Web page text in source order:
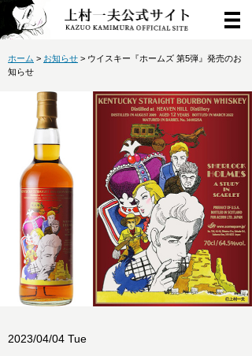
ホーム > お知らせ > ウイスキー『ホームズ 第5弾』発売のお
知らせ
2023/04/04 Tue